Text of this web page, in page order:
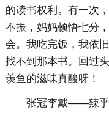
的读书权利。有一次
不振，妈妈顿悟七分
会。我吃完饭，我依
找不到那本书。回过
羡鱼的滋味真酸呀！
张冠李戴——辣